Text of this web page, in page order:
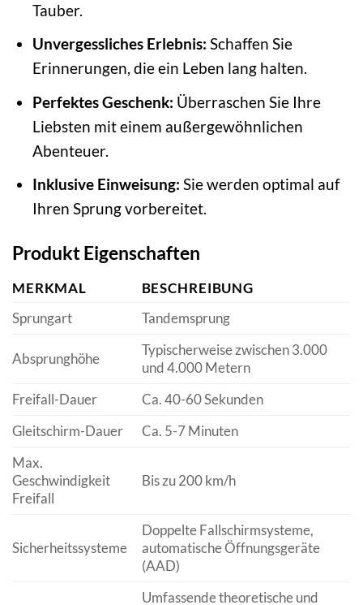
Tauber.
Unvergessliches Erlebnis: Schaffen Sie
Erinnerungen, die ein Leben lang halten.
Perfektes Geschenk: Überraschen Sie Ihre
Liebsten mit einem außergewöhnlichen
Abenteuer.
Inklusive Einweisung: Sie werden optimal auf
Ihren Sprung vorbereitet.
Produkt Eigenschaften
MERKMAL
BESCHREIBUNG
Sprungart
Tandemsprung
Absprunghöhe
Typischerweise zwischen 3.000
und 4.000 Metern
Freifall-Dauer
Ca. 40-60 Sekunden
Gleitschirm-Dauer
Ca. 5-7 Minuten
Max.
Geschwindigkeit
Freifall
Bis zu 200 km/h
Sicherheitssysteme
Doppelte Fallschirmsysteme,
automatische Öffnungsgeräte
(AAD)
Umfassende theoretische und